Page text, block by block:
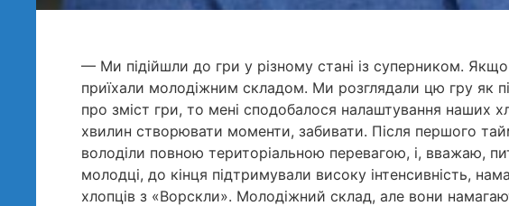
— Ми підійшли до гри у різному стані із суперником.
приїхали молодіжним складом. Ми розглядали цю гру як
про зміст гри, то мені сподобалося налаштування наших
хвилин створювати моменти, забивати. Після першого
володіли повною територіальною перевагою, і, вважаю,
молодці, до кінця підтримували високу інтенсивність,
хлопців з «Ворскли». Молодіжний склад, але вони